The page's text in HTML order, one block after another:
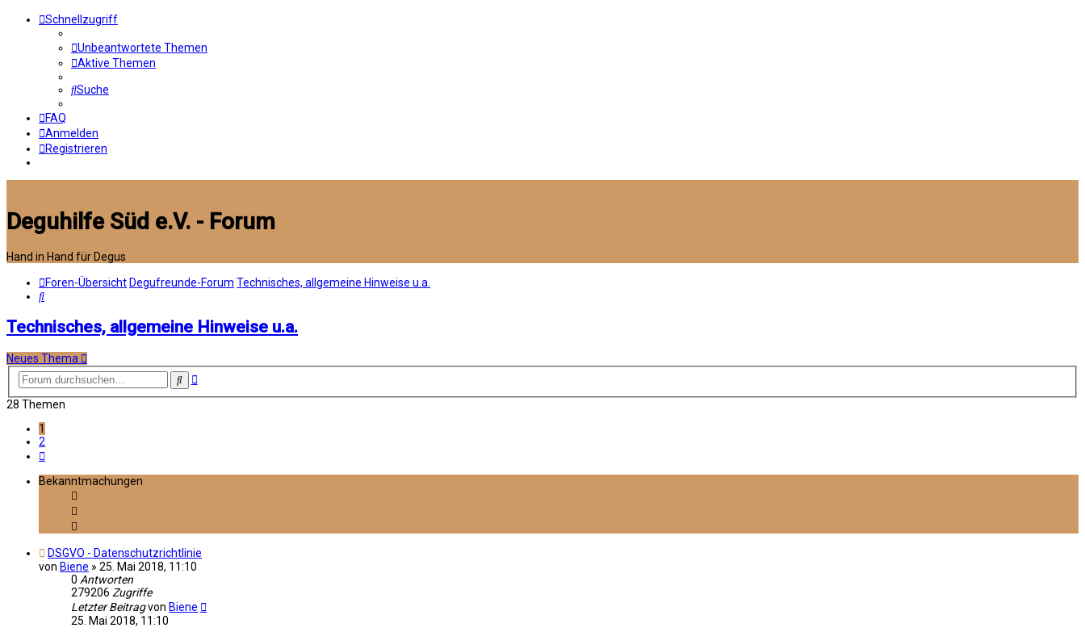
Schnellzugriff
Unbeantwortete Themen
Aktive Themen
Suche
FAQ
Anmelden
Registrieren
Deguhilfe Süd e.V. - Forum
Hand in Hand für Degus
Foren-ÜbersichtDegufreunde-Forum Technisches, allgemeine Hinweise u.a.
Suche
Technisches, allgemeine Hinweise u.a.
Neues Thema
SucheErweiterte
28 Themen
1
2
Bekanntmachungen
DSGVO - Datenschutzrichtlinie
von Biene » 25. Mai 2018, 11:10
0 Antworten
279206 Zugriffe
Letzter Beitragvon Biene
25. Mai 2018, 11:10